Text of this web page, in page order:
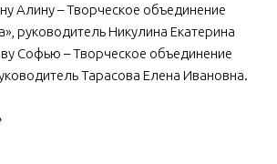
Алину – Творческое объединение
руководитель Никулина Екатерина
Софью – Творческое объединение
Тарасова Елена Ивановна.